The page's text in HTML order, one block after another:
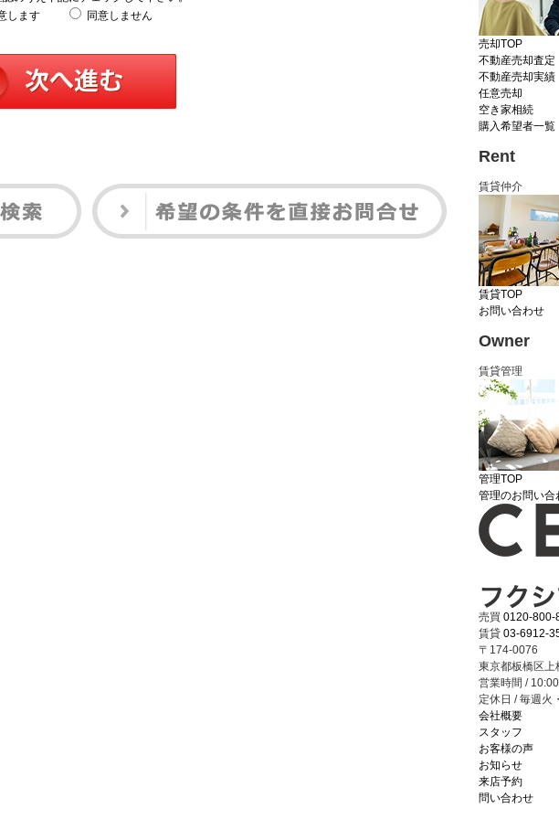
します
同意しません
売却TOP
不動産売却査定
不動産売却実績
任意売却
空き家相続
購入希望者一覧
Rent
賃貸仲介
賃貸TOP
お問い合わせ
Owner
賃貸管理
管理TOP
管理のお問い合
売買 0120-800-
賃貸 03-6912-
〒174-0076
東京都板橋区
営業時間 /
定休日 / 毎週火
会社概要
スタッフ
お客様の声
お知らせ
来店予約
問い合わせ